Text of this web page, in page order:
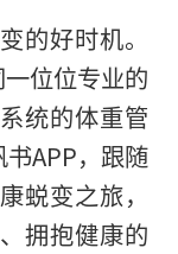
的好时机。
位位专业的
统的体重管
APP，跟随
蜕变之旅，
拥抱健康的